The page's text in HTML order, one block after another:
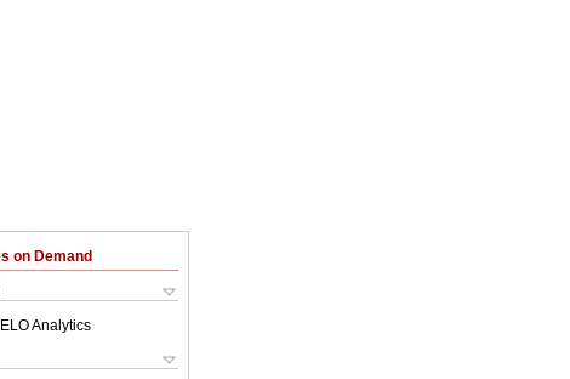
on Demand
Analytics